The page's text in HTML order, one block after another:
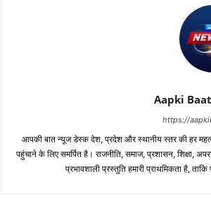
Aapki
https://
आपकी बात न्यूज डेस्क देश, प्रदेश और स्थानीय स्तर की हर
पहुंचाने के लिए समर्पित है। राजनीति, समाज, प्रशासन, शिक्षा,
प्रभावशाली प्रस्तुति हमारी प्राथमिकता है,